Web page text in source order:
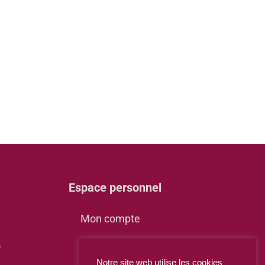
Espace personnel
Mon compte
Notre site web utilise les cookies